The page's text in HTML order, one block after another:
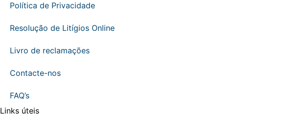
Política de Privacidade
Resolução de Litígios Online
Livro de reclamações
Contacte-nos
FAQ’s
Links úteis